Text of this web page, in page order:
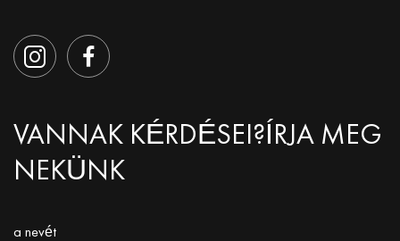
VANNAK KÉRDÉSEI? ÍRJA MEG
NEKÜNK
a nevét